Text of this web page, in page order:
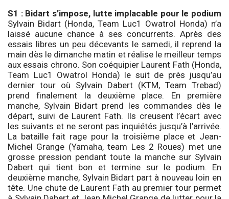
S1 : Bidart s’impose, lutte implacable pour le podium
Sylvain Bidart (Honda, Team Luc1 Owatrol Honda) n’a
laissé aucune chance à ses concurrents. Après des
essais libres un peu décevants le samedi, il reprend la
main dès le dimanche matin et réalise le meilleur temps
aux essais chrono. Son coéquipier Laurent Fath (Honda,
Team Luc1 Owatrol Honda) le suit de près jusqu’au
dernier tour où Sylvain Dabert (KTM, Team Trebad)
prend finalement la deuxième place. En première
manche, Sylvain Bidart prend les commandes dès le
départ, suivi de Laurent Fath. Ils creusent l’écart avec
les suivants et ne seront pas inquiétés jusqu’à l’arrivée.
La bataille fait rage pour la troisième place et Jean-
Michel Grange (Yamaha, team Les 2 Roues) met une
grosse pression pendant toute la manche sur Sylvain
Dabert qui tient bon et termine sur le podium. En
deuxième manche, Sylvain Bidart part à nouveau loin en
tête. Une chute de Laurent Fath au premier tour permet